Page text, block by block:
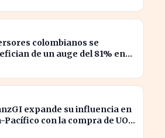
colombianos se
de un auge del 81% en
expande su influencia en
Pacífico con la compra de UOB